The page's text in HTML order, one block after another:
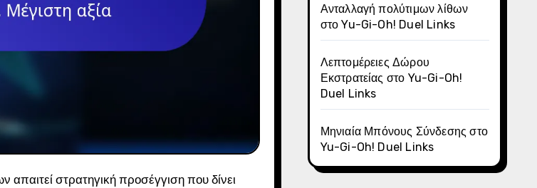
Ανταλλαγή πολύτιμων λίθων
στο Yu-Gi-Oh! Duel Links
Λεπτομέρειες Δώρου
Εκστρατείας στο Yu-Gi-Oh!
Duel Links
Μηνιαία Μπόνους Σύνδεσης στο
Yu-Gi-Oh! Duel Links